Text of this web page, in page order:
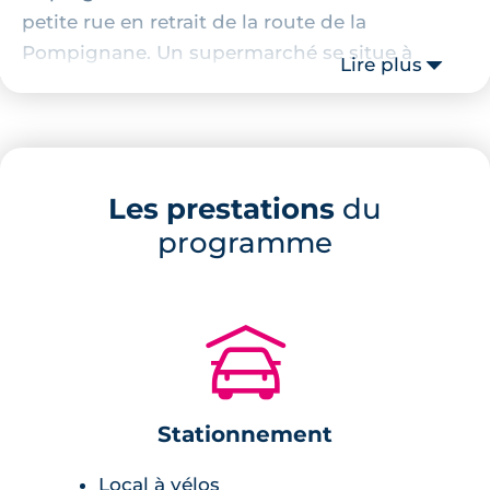
petite rue en retrait de la route de la
Pompignane. Un supermarché se situe à
environ 400 mètres du projet immobilier et
à seulement 370 mètres et le centre historique
Description de la résidence
L'ensemble des logements sont répartis au
sein de quatre immeubles contemporains
d'un seul étage. L'architecture de cette
réalisation illustre l'attention portée aux
Lire plus
Les prestations du
programme
🚗
Stationnement
Local à vélos